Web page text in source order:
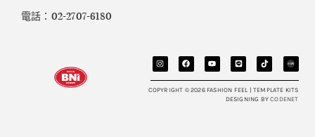
電話：02-2707-6180
COPYRIGHT © 2026 FASHION FEEL | TEMPLATE KITS
DESIGNING BYCODENET​